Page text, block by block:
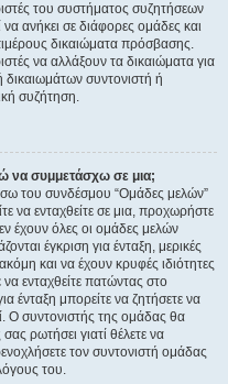
του συστήματος συζητήσεων
ανήκει σε διάφορες ομάδες και
δικαιώματα πρόσβασης.
να αλλάξουν τα δικαιώματα για
συντονιστή ή
συζήτηση.
να συμμετάσχω σε μια;
του συνδέσμου “Ομάδες μελών”
να ενταχθείτε σε μια, προχωρήστε
έχουν όλες οι ομάδες μελών
έγκριση για ένταξη, μερικές
και να έχουν κρυφές ιδιότητες
ενταχθείτε πατώντας στο
ένταξη μπορείτε να ζητήσετε να
Ο συντονιστής της ομάδας θα
ρωτήσει γιατί θέλετε να
τον συντονιστή ομάδας
του.